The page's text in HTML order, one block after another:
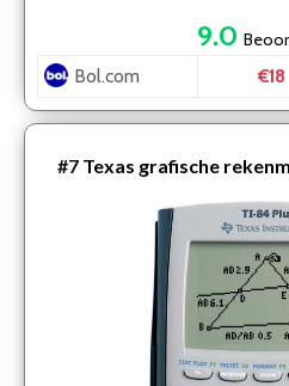
9.0
Bol.com €18
#7 Texas grafische